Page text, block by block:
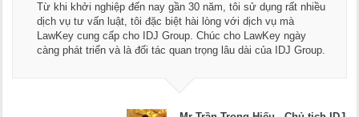
Từ khi khởi nghiệp đến nay gần 30 năm, tôi sử dụng rất nhiều
dịch vụ tư vấn luật, tôi đặc biệt hài lòng với dịch vụ mà
LawKey cung cấp cho IDJ Group. Chúc cho LawKey ngày
càng phát triển và là đối tác quan trọng lâu dài của IDJ Group.